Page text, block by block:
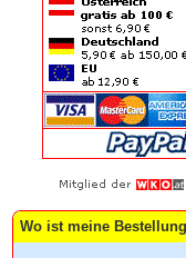
Wo ist meine